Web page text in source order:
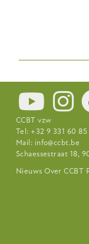
CCBT vzw
Tel: +32 9 331 60 85
Mail: info@ccbt.be
Schaessestraat 18,
Footer-
Nieuws Over CCBT